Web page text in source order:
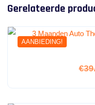
Gerelateerde
AANBIEDING!
€